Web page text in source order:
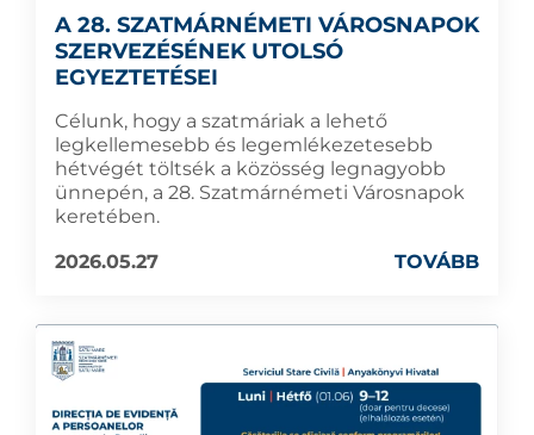
A 28. SZATMÁRNÉMETI VÁROSNAPOK
SZERVEZÉSÉNEK UTOLSÓ
EGYEZTETÉSEI
Célunk, hogy a szatmáriak a lehető
legkellemesebb és legemlékezetesebb
hétvégét töltsék a közösség legnagyobb
ünnepén, a 28. Szatmárnémeti Városnapok
keretében.
2026.05.27
TOVÁBB